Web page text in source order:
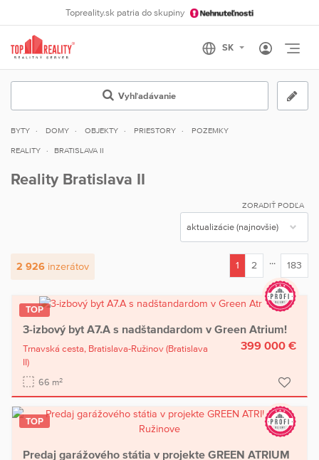
Topreality.sk patria do skupiny
Vyhľadávanie
BYTY DOMY OBJEKTY PRIESTORY POZEMKY
REALITY BRATISLAVA II
Reality Bratislava II
ZORADIŤ PODĽA
2 926 inzerátov
1
2 ... 183
TOP
3-izbový byt A7.A s nadštandardom v Green Atrium!
Trnavská cesta, Bratislava-Ružinov (Bratislava
II)
66 m2
399 000 €
TOP
Predaj garážového státia v projekte GREEN ATRIUM